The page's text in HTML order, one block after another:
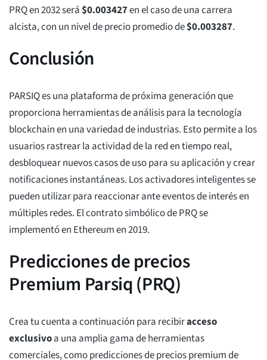
PRQ en 2032 será$0.003427en el caso de una carrera
alcista, con un nivel de precio promedio de$0.003287.
Conclusión
PARSIQ es una plataforma de próxima generación que
proporciona herramientas de análisis para la tecnología
blockchain en una variedad de industrias. Esto permite a los
usuarios rastrear la actividad de la red en tiempo real,
desbloquear nuevos casos de uso para su aplicación y crear
notificaciones instantáneas. Los activadores inteligentes se
pueden utilizar para reaccionar ante eventos de interés en
múltiples redes. El contrato simbólico de PRQ se
implementó en Ethereum en 2019.
Predicciones de precios
Premium Parsiq (PRQ)
Crea tu cuenta a continuación para recibiracceso
exclusivoa una amplia gama de herramientas
comerciales, como predicciones de precios premium de